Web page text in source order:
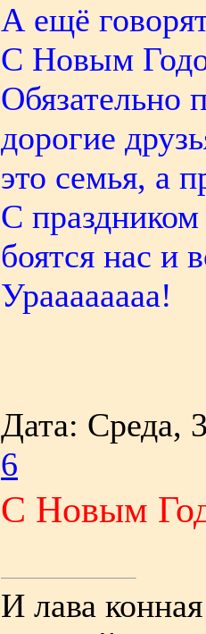
А ещё
С Новым
Обязательно
дорогие
это семья, а
С
боятся нас и
Ураааааааа!
Дата: Среда,
6
С Новым
И лава